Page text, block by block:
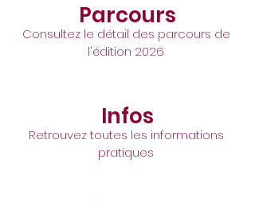
Parcours
Consultez le détail des parcours de
l'édition 2026
Infos
Retrouvez toutes les informations
pratiques